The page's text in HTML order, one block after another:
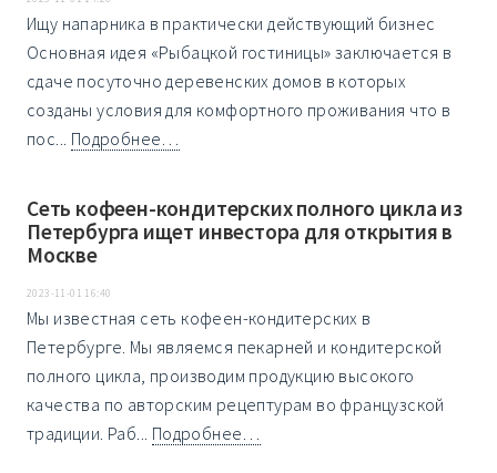
Ищу напарника в практически действующий бизнес
Основная идея «Рыбацкой гостиницы» заключается в
сдаче посуточно деревенских домов в которых
созданы условия для комфортного проживания что в
пос... Подробнее…
Сеть кофеен-кондитерских полного цикла из
Петербурга ищет инвестора для открытия в
Москве
2023-11-01 16:40
Мы известная сеть кофеен-кондитерских в
Петербурге. Мы являемся пекарней и кондитерской
полного цикла, производим продукцию высокого
качества по авторским рецептурам во французской
традиции. Раб... Подробнее…